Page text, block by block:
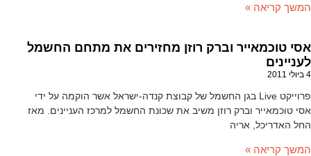
המשך קריאה »
אסי טוכמאייר וברק רוזן מחזירים את מתחם החשמל
לעניינים
4 ביולי 2011
פרוייקט Live בגן החשמל של קבוצת קנדה-ישראל אשר הוקמה על ידי
אסי טוכמאייר וברק רוזן משיב את שכונת החשמל למרכז העניינים. מאז
החל האדריכל, אריה
המשך קריאה »